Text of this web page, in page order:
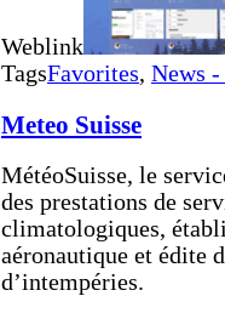
Weblink
TagsFavorites, News
Meteo Suisse
MétéoSuisse, le
des prestations de
climatologiques,
aéronautique et édite
d’intempéries.